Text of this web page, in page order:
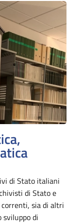
di Stato italiani
di Stato e
sia di altri
di